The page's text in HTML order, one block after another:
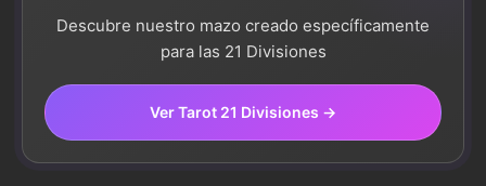
Descubre nuestro mazo creado específicamente
para las 21 Divisiones
Ver Tarot 21 Divisiones →